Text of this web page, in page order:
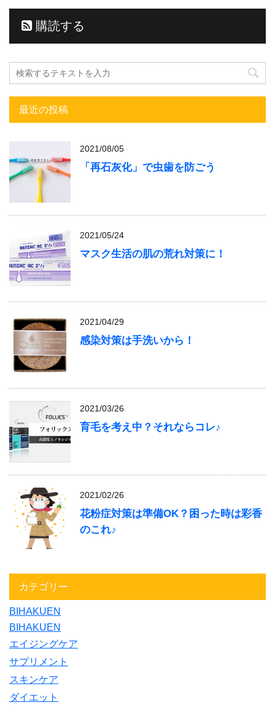
購読する
最近の投稿
2021/08/05
「再石灰化」で虫歯を防ごう
2021/05/24
マスク生活の肌の荒れ対策に！
2021/04/29
感染対策は手洗いから！
2021/03/26
育毛を考え中？それならコレ♪
2021/02/26
花粉症対策は準備OK？困った時は彩香
のこれ♪
カテゴリー
BIHAKUEN
BIHAKUEN
エイジングケア
サプリメント
スキンケア
ダイエット